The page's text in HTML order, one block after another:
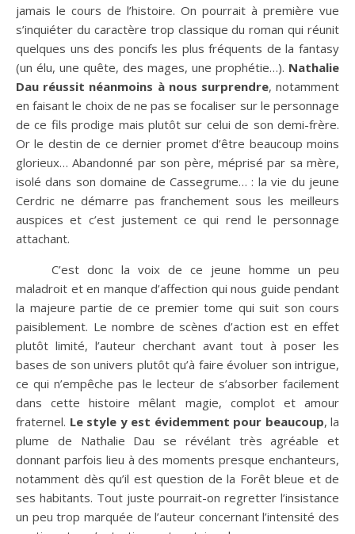
jamais le cours de l’histoire. On pourrait à première vue
s’inquiéter du caractère trop classique du roman qui réunit
quelques uns des poncifs les plus fréquents de la fantasy
(un élu, une quête, des mages, une prophétie…). Nathalie
Dau réussit néanmoins à nous surprendre, notamment
en faisant le choix de ne pas se focaliser sur le personnage
de ce fils prodige mais plutôt sur celui de son demi-frère.
Or le destin de ce dernier promet d’être beaucoup moins
glorieux… Abandonné par son père, méprisé par sa mère,
isolé dans son domaine de Cassegrume… : la vie du jeune
Cerdric ne démarre pas franchement sous les meilleurs
auspices et c’est justement ce qui rend le personnage
attachant.
C’est donc la voix de ce jeune homme un peu
maladroit et en manque d’affection qui nous guide pendant
la majeure partie de ce premier tome qui suit son cours
paisiblement. Le nombre de scènes d’action est en effet
plutôt limité, l’auteur cherchant avant tout à poser les
bases de son univers plutôt qu’à faire évoluer son intrigue,
ce qui n’empêche pas le lecteur de s’absorber facilement
dans cette histoire mêlant magie, complot et amour
fraternel. Le style y est évidemment pour beaucoup, la
plume de Nathalie Dau se révélant très agréable et
donnant parfois lieu à des moments presque enchanteurs,
notamment dès qu’il est question de la Forêt bleue et de
ses habitants. Tout juste pourrait-on regretter l’insistance
un peu trop marquée de l’auteur concernant l’intensité des